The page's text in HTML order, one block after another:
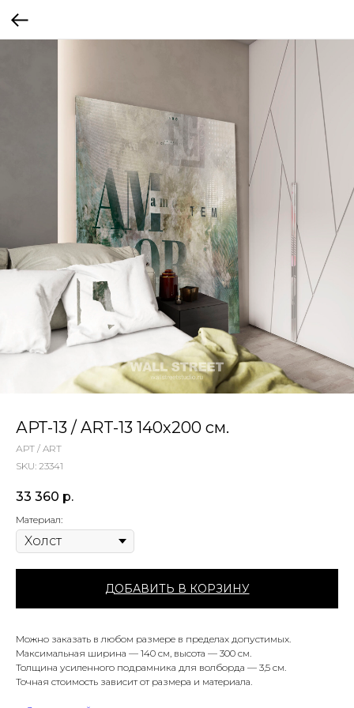
АРТ-13 / ART-13 140х200 см.
АРТ / ART
SKU: 23341
33 360 р.
Материал:
ДОБАВИТЬ В КОРЗИНУ
Можно заказать в любом размере в пределах допустимых.
Максимальная ширина — 140 см, высота — 300 см.
Толщина усиленного подрамника для волборда — 3,5 см.
Точная стоимость зависит от размера и материала.